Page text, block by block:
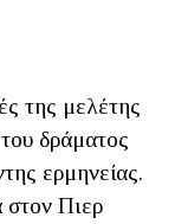
της μελέτης
δράματος
ερμηνείας.
στον Πιερ